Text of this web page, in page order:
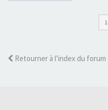
1
Retourner à l’index du forum